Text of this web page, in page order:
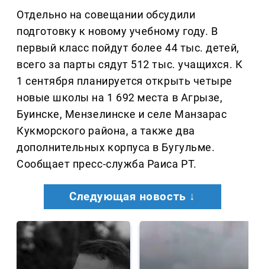
Отдельно на совещании обсудили
подготовку к новому учебному году. В
первый класс пойдут более 44 тыс. детей,
всего за парты сядут 512 тыс. учащихся. К
1 сентября планируется открыть четыре
новые школы на 1 692 места в Агрызе,
Буинске, Мензелинске и селе Манзарас
Кукморского района, а также два
дополнительных корпуса в Бугульме.
Сообщает пресс-служба Раиса РТ.
Следующая новость ↓